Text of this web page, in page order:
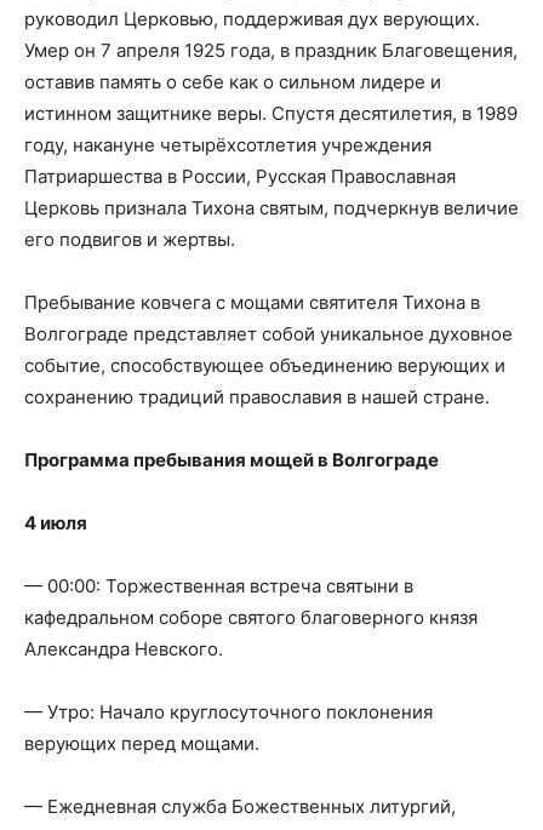
руководил Церковью, поддерживая дух верующих.
Умер он 7 апреля 1925 года, в праздник Благовещения,
оставив память о себе как о сильном лидере и
истинном защитнике веры. Спустя десятилетия, в 1989
году, накануне четырёхсотлетия учреждения
Патриаршества в России, Русская Православная
Церковь признала Тихона святым, подчеркнув величие
его подвигов и жертвы.
Пребывание ковчега с мощами святителя Тихона в
Волгограде представляет собой уникальное духовное
событие, способствующее объединению верующих и
сохранению традиций православия в нашей стране.
Программа пребывания мощейв Волгограде
4 июля
— 00:00: Торжественная встреча святыни в
кафедральном соборе святого благоверного князя
Александра Невского.
— Утро: Начало круглосуточного поклонения
верующих перед мощами.
— Ежедневная служба Божественных литургий,